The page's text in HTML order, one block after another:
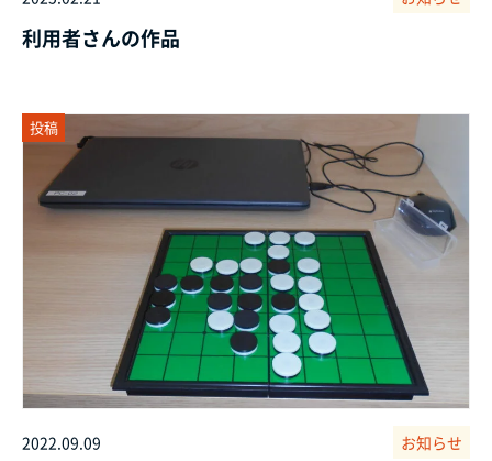
利用者さんの作品
投稿
2022.09.09 お知らせ